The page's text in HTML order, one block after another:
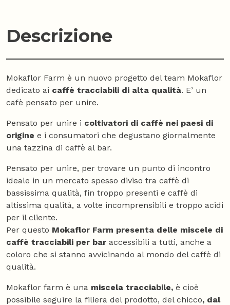
Descrizione
Mokaflor Farm è un nuovo progetto del team Mokaflor
dedicato ai caffè tracciabili di alta qualità. E’ un
cafè pensato per unire.
Pensato per unire i coltivatori di caffè nei paesi di
origine e i consumatori che degustano giornalmente
una tazzina di caffè al bar.
Pensato per unire, per trovare un punto di incontro
ideale in un mercato spesso diviso tra caffè di
bassissima qualità, fin troppo presenti e caffè di
altissima qualità, a volte incomprensibili e troppo acidi
per il cliente.
Per questo Mokaflor Farm presenta delle miscele di
caffè tracciabili per bar accessibili a tutti, anche a
coloro che si stanno avvicinando al mondo del caffè di
qualità.
Mokaflor farm è una miscela tracciabile, è cioè
possibile seguire la filiera del prodotto, del chicco, dal